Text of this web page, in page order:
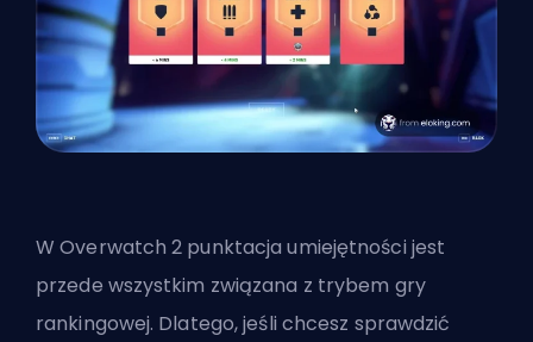
W Overwatch 2 punktacja umiejętności jest
przede wszystkim związana z trybem gry
rankingowej. Dlatego, jeśli chcesz sprawdzić